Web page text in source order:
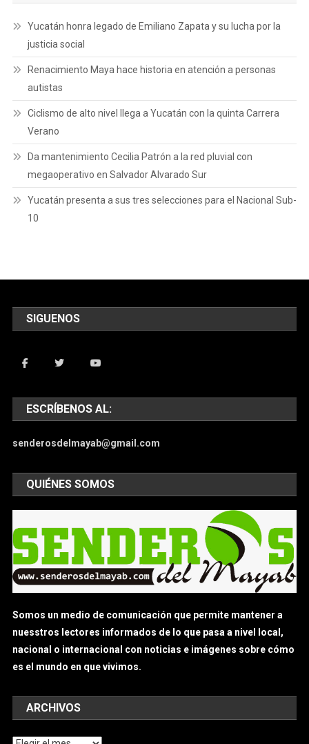
Yucatán honra legado de Emiliano Zapata y su lucha por la
justicia social
Renacimiento Maya hace historia en atención a personas
autistas
Ciclismo de alto nivel llega a Yucatán con la quinta Carrera
Verano
Da mantenimiento Cecilia Patrón a la red pluvial con
megaoperativo en Salvador Alvarado Sur
Yucatán presenta a sus tres selecciones para el Nacional Sub-
10
SIGUENOS
ESCRÍBENOS AL:
senderosdelmayab@gmail.com
QUIÉNES SOMOS
Somos un medio de comunicación que permite mantener a
nuesstros lectores informados de lo que pasa a nivel local,
nacional o internacional con noticias e imágenes sobre cómo
es el mundo en que vivimos.
ARCHIVOS
Archivos